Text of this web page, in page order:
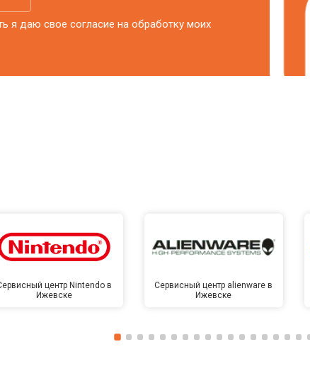
я даю свое согласие на обработку моих
центр Nintendo в
Ижевске
Сервисный центр alienware в
Ижевске